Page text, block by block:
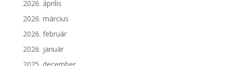
2026. április
2026. március
2026. február
2026. január